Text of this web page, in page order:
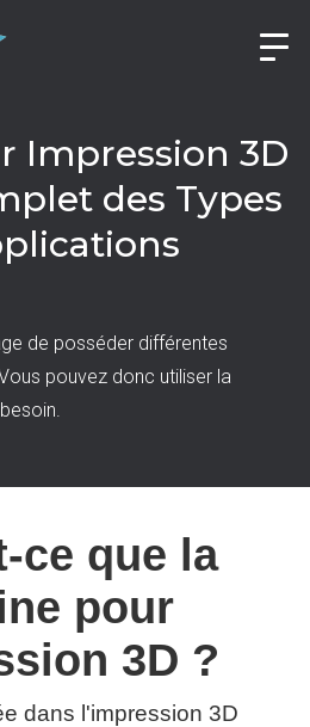
Impression 3D
des Types
de posséder différentes
pouvez donc utiliser la
ce que la
pour
3D ?
dans l'impression 3D